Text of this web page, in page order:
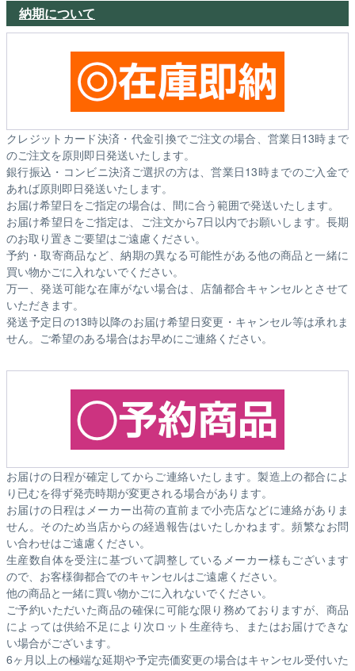
納期について
クレジットカード決済・代金引換でご注文の場合、営業日13時まで
のご注文を原則即日発送いたします。
銀行振込・コンビニ決済ご選択の方は、営業日13時までのご入金で
あれば原則即日発送いたします。
お届け希望日をご指定の場合は、間に合う範囲で発送いたします。
お届け希望日をご指定は、ご注文から7日以内でお願いします。長期
のお取り置きご要望はご遠慮ください。
予約・取寄商品など、納期の異なる可能性がある他の商品と一緒に
買い物かごに入れないでください。
万一、発送可能な在庫がない場合は、店舗都合キャンセルとさせて
いただきます。
発送予定日の13時以降のお届け希望日変更・キャンセル等は承れま
せん。ご希望のある場合はお早めにご連絡ください。
お届けの日程が確定してからご連絡いたします。製造上の都合によ
り已むを得ず発売時期が変更される場合があります。
お届けの日程はメーカー出荷の直前まで小売店などに連絡がありま
せん。そのため当店からの経過報告はいたしかねます。頻繁なお問
い合わせはご遠慮ください。
生産数自体を受注に基づいて調整しているメーカー様もございます
ので、お客様御都合でのキャンセルはご遠慮ください。
他の商品と一緒に買い物かごに入れないでください。
ご予約いただいた商品の確保に可能な限り務めておりますが、商品
によっては供給不足により次ロット生産待ち、またはお届けできな
い場合がございます。
6ヶ月以上の極端な延期や予定売価変更の場合はキャンセル受付いた